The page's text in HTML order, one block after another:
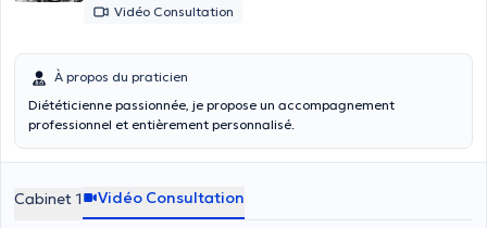
Vidéo Consultation
À propos du praticien
Diététicienne passionnée, je propose un accompagnement
professionnel et entièrement personnalisé.
Cabinet 1 Vidéo Consultation